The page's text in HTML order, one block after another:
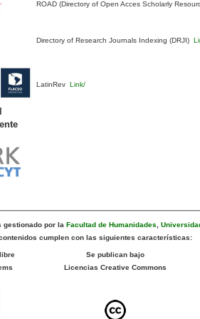
ROAD (Directory of Open Acces Scholarly
Directory of Research Journals Indexing (DRJI)
LatinRev Link/
gestionado por la Facultad de Humanidades
cumplen con las siguientes características:
Se publican bajo
Licencias Creative Commons